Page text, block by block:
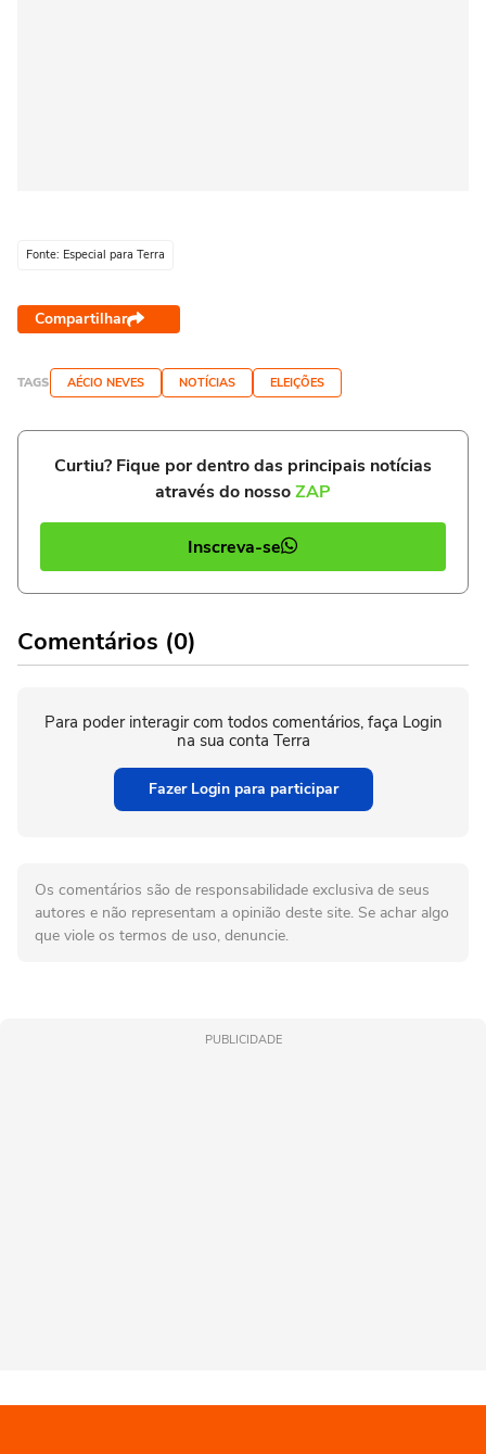
Fonte: Especial para Terra
Compartilhar
TAGS AÉCIO NEVES NOTÍCIAS ELEIÇÕES
Curtiu? Fique por dentro das principais notícias
através do nossoZAP
Inscreva-se
Comentários (0)
Para poder interagir com todos comentários, faça Login
na sua conta Terra
Fazer Login para participar
Os comentários são de responsabilidade exclusiva de seus
autores e não representam a opinião deste site. Se achar algo
que viole os termos de uso, denuncie.
PUBLICIDADE